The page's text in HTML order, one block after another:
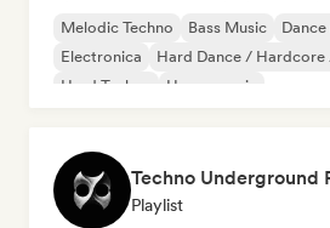
Melodic Techno Bass Music
Electronica
Hard Dance /
Hard Techno
House music
Playlist